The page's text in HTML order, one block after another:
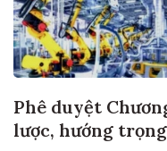
Phê duyệt
lược, hướng